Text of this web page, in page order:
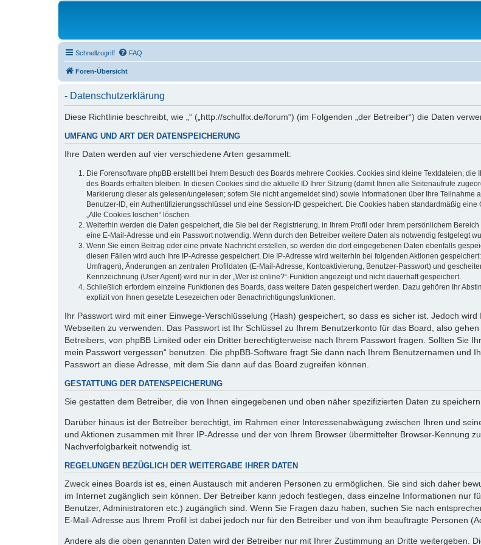
Schnellzugriff FAQ
Foren-Übersicht
- Datenschutzerklärung
Diese Richtlinie beschreibt, wie „“ („http://schulfix.de/forum“) (im Folgenden „der Betreiber“) die Daten
UMFANG UND ART DER DATENSPEICHERUNG
Ihre Daten werden auf vier verschiedene Arten gesammelt:
Die Forensoftware phpBB erstellt bei Ihrem Besuch des Boards mehrere Cookies. Cookies sind kleine Textdateien,
des Boards erhalten bleiben. In diesen Cookies sind die aktuelle ID Ihrer Sitzung (damit Ihnen alle Seitenaufrufe
Markierung dieser als gelesen/ungelesen; sofern Sie nicht angemeldet sind) sowie Informationen über Ihre
Benutzer-ID, ein Authentifizierungsschlüssel und eine Session-ID gespeichert. Die Cookies haben standardmäßig
„Alle Cookies löschen“ löschen.
Weiterhin werden die Daten gespeichert, die Sie bei der Registrierung, in Ihrem Profil oder Ihrem persönlichem
eine E-Mail-Adresse und ein Passwort notwendig. Wenn durch den Betreiber weitere Daten als notwendig festgelegt
Wenn Sie einen Beitrag oder eine private Nachricht erstellen, so werden die dort eingegebenen Daten ebenfalls
diesen Fällen wird auch Ihre IP-Adresse gespeichert. Die IP-Adresse wird weiterhin bei folgenden Aktionen
Umfragen), Änderungen an zentralen Profildaten (E-Mail-Adresse, Kontoaktivierung, Benutzer-Passwort) und
Kennzeichnung (User Agent) wird nur in der „Wer ist online?“-Funktion angezeigt und nicht dauerhaft gespeichert.
Schließlich erfordern einzelne Funktionen des Boards, dass weitere Daten gespeichert werden. Dazu gehören Ihr
explizit von Ihnen gesetzte Lesezeichen oder Benachrichtigungsfunktionen.
Ihr Passwort wird mit einer Einwege-Verschlüsselung (Hash) gespeichert, so dass es sicher ist. Jedoch
Webseiten zu verwenden. Das Passwort ist Ihr Schlüssel zu Ihrem Benutzerkonto für das Board, also
Betreibers, von phpBB Limited oder ein Dritter berechtigterweise nach Ihrem Passwort fragen. Sollten Sie
mein Passwort vergessen“ benutzen. Die phpBB-Software fragt Sie dann nach Ihrem Benutzernamen und
Passwort an diese Adresse, mit dem Sie dann auf das Board zugreifen können.
GESTATTUNG DER DATENSPEICHERUNG
Sie gestatten dem Betreiber, die von Ihnen eingegebenen und oben näher spezifizierten Daten zu
Darüber hinaus ist der Betreiber berechtigt, im Rahmen einer Interessenabwägung zwischen Ihren und
und Aktionen zusammen mit Ihrer IP-Adresse und der von Ihrem Browser übermittelter Browser-Kennung
Nachverfolgbarkeit notwendig ist.
REGELUNGEN BEZÜGLICH DER WEITERGABE IHRER DATEN
Zweck eines Boards ist es, einen Austausch mit anderen Personen zu ermöglichen. Sie sind sich daher
im Internet zugänglich sein können. Der Betreiber kann jedoch festlegen, dass einzelne Informationen nur
Benutzer, Administratoren etc.) zugänglich sind. Wenn Sie Fragen dazu haben, suchen Sie nach
E-Mail-Adresse aus Ihrem Profil ist dabei jedoch nur für den Betreiber und von ihm beauftragte Personen
Andere als die oben genannten Daten wird der Betreiber nur mit Ihrer Zustimmung an Dritte weitergeben.